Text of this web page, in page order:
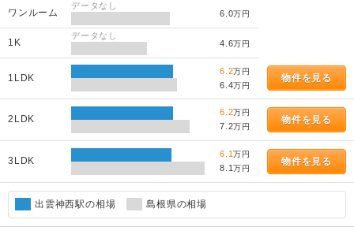
ワンルーム
データなし
6.0万円
1K
データなし
4.6万円
1LDK
6.2万円
6.4万円
物件を見る
2LDK
6.2万円
7.2万円
物件を見る
3LDK
6.1万円
8.1万円
物件を見る
出雲神西駅の相場 島根県の相場